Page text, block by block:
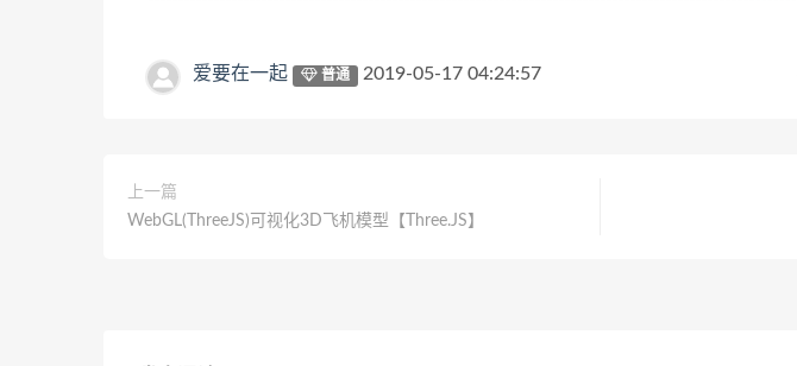
爱要在一起 普通 2019-05-17 04:24:57
上一篇
WebGL(ThreeJS)可视化3D飞机模型【Three.JS】